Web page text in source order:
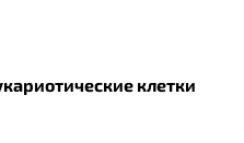
клетки